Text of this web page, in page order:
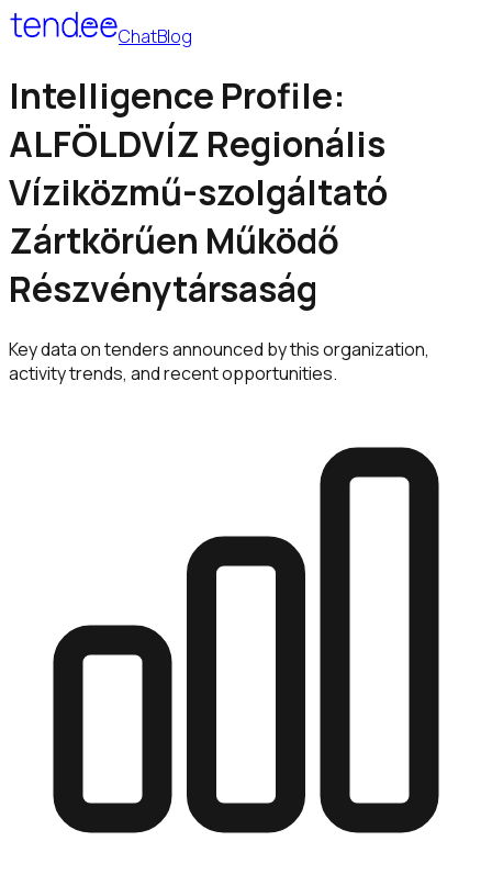
ChatBlog
Intelligence Profile:
ALFÖLDVÍZ Regionális
Víziközmű-szolgáltató
Zártkörűen Működő
Részvénytársaság
Key data on tenders announced by this organization,
activity trends, and recent opportunities.